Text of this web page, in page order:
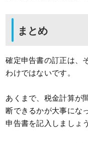
まとめ
確定申告書の訂正は、
わけではないです。
あくまで、税金計算が
断できるかが大事にな
申告書を記入しましょう